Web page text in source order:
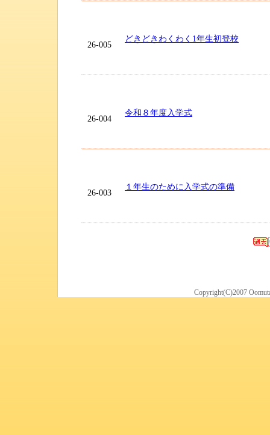
26-005
どきどきわくわく1年生初登校
26-004
令和８年度入学式
26-003
１年生のために入学式の準備
Copyright(C)2007